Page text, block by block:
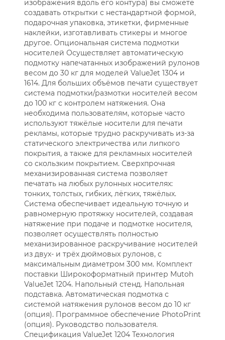
изображения вдоль его контура) вы сможете
создавать открытки с нестандартной формой,
подарочная упаковка, этикетки, фирменные
наклейки, изготавливать стикеры и многое
другое. Опциональная система подмотки
носителей Осуществляет автоматическую
подмотку напечатанных изображений рулонов
весом до 30 кг для моделей ValueJet 1304 и
1614. Для больших объёмов печати существует
система подмотки/размотки носителей весом
до 100 кг с контролем натяжения. Она
необходима пользователям, которые часто
используют тяжёлые носители для печати
рекламы, которые трудно раскручивать из-за
статического электричества или липкого
покрытия, а также для рекламных носителей
со скользким покрытием. Сверхпрочная
механизированная система позволяет
печатать на любых рулонных носителях:
тонких, толстых, гибких, лёгких, тяжёлых.
Система обеспечивает идеальную точную и
равномерную протяжку носителей, создавая
натяжение при подаче и подмотке носителя,
позволяет осуществлять полностью
механизированное раскручивание носителей
из двух- и трёх дюймовых рулонов, с
максимальным диаметром 300 мм. Комплект
поставки Широкоформатный принтер Mutoh
ValueJet 1204. Напольный стенд. Напольная
подставка. Автоматическая подмотка с
системой натяжения рулонов весом до 10 кг
(опция). Программное обеспечение PhotoPrint
(опция). Руководство пользователя.
Спецификация ValueJet 1204 Технология